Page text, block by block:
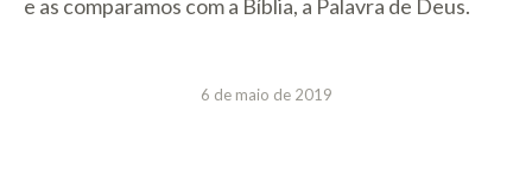
e as comparamos com a Bíblia, a Palavra de Deus.
6 de maio de 2019